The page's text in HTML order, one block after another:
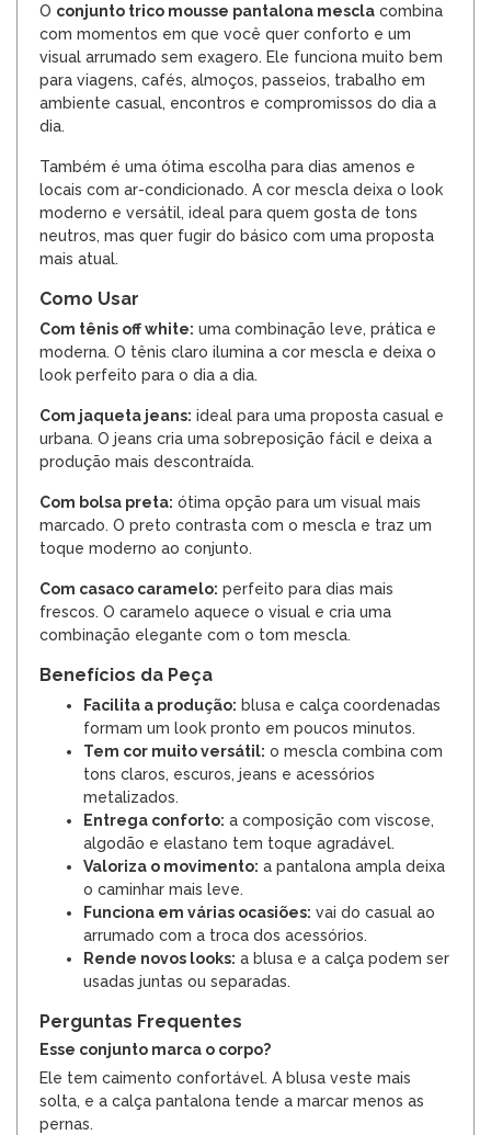
O conjunto trico mousse pantalona mescla combina
com momentos em que você quer conforto e um
visual arrumado sem exagero. Ele funciona muito bem
para viagens, cafés, almoços, passeios, trabalho em
ambiente casual, encontros e compromissos do dia a
dia.
Também é uma ótima escolha para dias amenos e
locais com ar-condicionado. A cor mescla deixa o look
moderno e versátil, ideal para quem gosta de tons
neutros, mas quer fugir do básico com uma proposta
mais atual.
Como Usar
Com tênis off white: uma combinação leve, prática e
moderna. O tênis claro ilumina a cor mescla e deixa o
look perfeito para o dia a dia.
Com jaqueta jeans: ideal para uma proposta casual e
urbana. O jeans cria uma sobreposição fácil e deixa a
produção mais descontraída.
Com bolsa preta: ótima opção para um visual mais
marcado. O preto contrasta com o mescla e traz um
toque moderno ao conjunto.
Com casaco caramelo: perfeito para dias mais
frescos. O caramelo aquece o visual e cria uma
combinação elegante com o tom mescla.
Benefícios da Peça
Facilita a produção: blusa e calça coordenadas
formam um look pronto em poucos minutos.
Tem cor muito versátil: o mescla combina com
tons claros, escuros, jeans e acessórios
metalizados.
Entrega conforto: a composição com viscose,
algodão e elastano tem toque agradável.
Valoriza o movimento: a pantalona ampla deixa
o caminhar mais leve.
Funciona em várias ocasiões: vai do casual ao
arrumado com a troca dos acessórios.
Rende novos looks: a blusa e a calça podem ser
usadas juntas ou separadas.
Perguntas Frequentes
Esse conjunto marca o corpo?
Ele tem caimento confortável. A blusa veste mais
solta, e a calça pantalona tende a marcar menos as
pernas.